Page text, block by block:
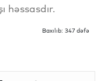
Baxılıb: 347 dəfə